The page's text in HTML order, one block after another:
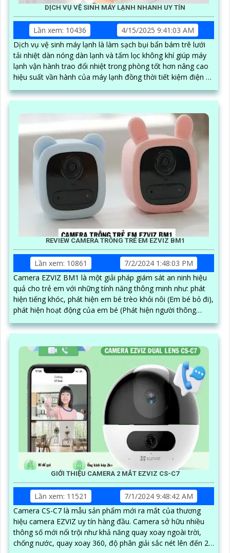
DỊCH VỤ VỆ SINH MÁY LẠNH NHANH UY TÍN
Lần xem: 10436
4/15/2025 9:41:03 AM
Dịch vụ vệ sinh máy lạnh là làm sạch bụi bẩn bám trê lưới
tải nhiệt dàn nóng dàn lạnh và tấm lọc không khí giúp máy
lạnh vận hành trao đổi nhiệt trong phòng tốt hơn nâng cao
hiệu suất vần hành của máy lạnh đồng thời tiết kiệm điện và
tạo không khí trong lành chống mùi hôi
REVIEW CAMERA TRÔNG TRẺ EM EZVIZ BM1
Lần xem: 10861
7/2/2024 1:48:03 PM
Camera EZVIZ BM1 là một giải pháp giám sát an ninh hiệu
quả cho trẻ em với những tính năng thông minh như: phát
hiện tiếng khóc, phát hiện em bé trèo khỏi nôi (Em bé bỏ đi),
phát hiện hoạt động của em bé (Phát hiện người thông
minh).
GIỚI THIỆU CAMERA 2 MẮT EZVIZ CS-C7
Lần xem: 11521
7/1/2024 9:48:42 AM
Camera CS-C7 là mẫu sản phẩm mới ra mắt của thương
hiệu camera EZVIZ uy tín hàng đầu. Camera sở hữu nhiều
thông số mới nổi trội như khả năng quay xoay ngoài trời,
chống nước, quay xoay 360, độ phân giải sắc nét lên đến 2k